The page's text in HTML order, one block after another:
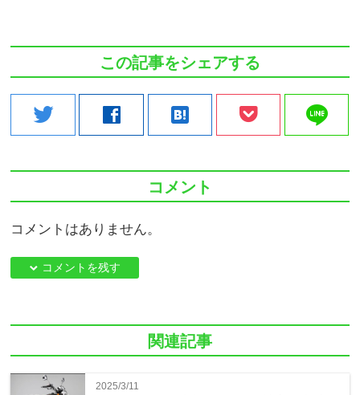
この記事をシェアする
twitter facebook hatenabookmark line
コメント
コメントはありません。
down コメントを残す
関連記事
2025/3/11